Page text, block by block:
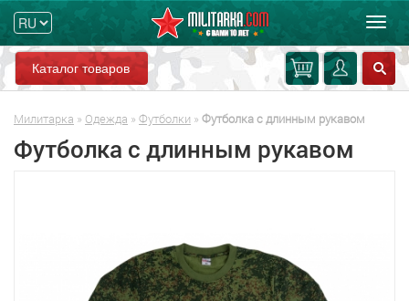
Каталог товаров
Милитарка » Одежда » Футболки » Футболка с длинным рукавом
Футболка с длинным рукавом